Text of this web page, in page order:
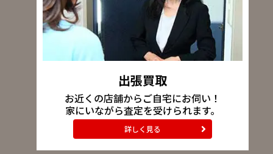
出張買取
お近くの店舗からご自宅にお伺い！
家にいながら査定を受けられます。
詳しく見る